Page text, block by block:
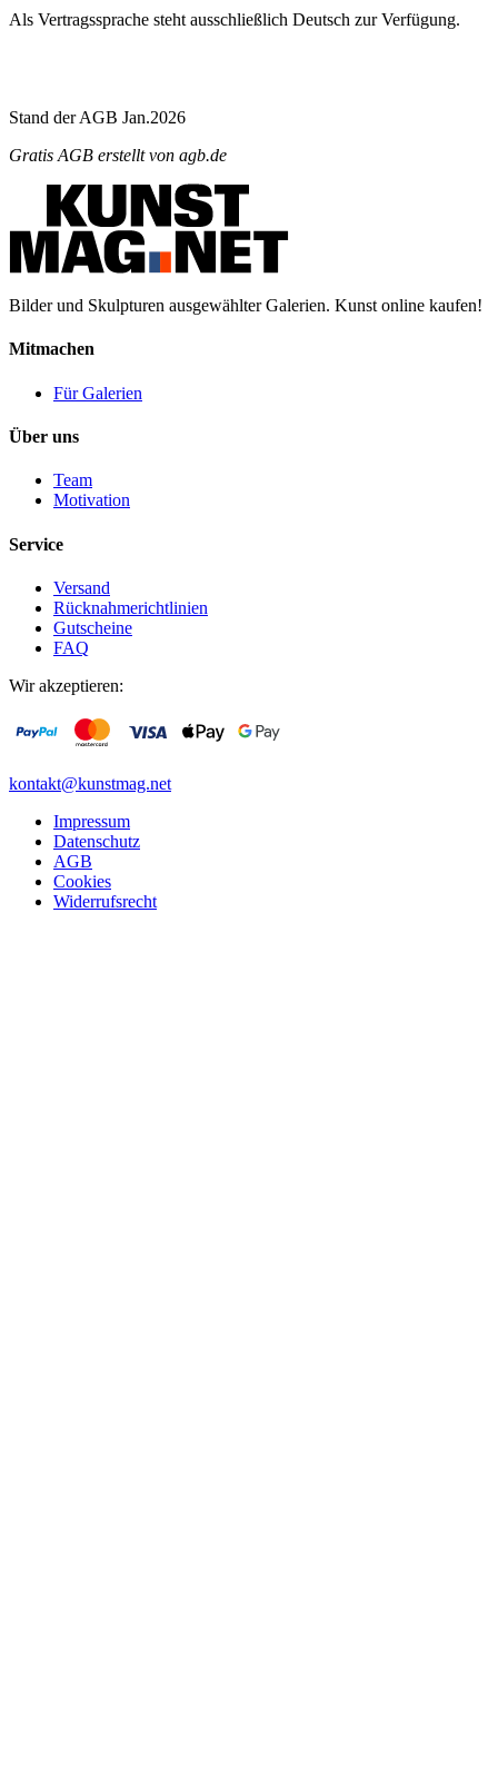
Als Vertragssprache steht ausschließlich Deutsch zur Verfügung.
Stand der AGB Jan.2026
Gratis AGB erstellt von agb.de
Bilder und Skulpturen ausgewählter Galerien. Kunst online kaufen!
Mitmachen
Für Galerien
Über uns
Team
Motivation
Service
Versand
Rücknahmerichtlinien
Gutscheine
FAQ
Wir akzeptieren:
kontakt@kunstmag.net
Impressum
Datenschutz
AGB
Cookies
Widerrufsrecht